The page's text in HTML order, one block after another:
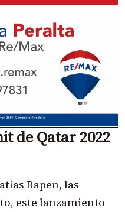
de Qatar 2022
Rapen, las
este lanzamiento